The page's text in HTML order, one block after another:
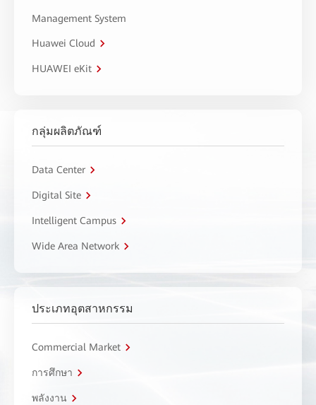
Management System
Huawei Cloud
HUAWEI eKit
กลุ่มผลิตภัณฑ์
Data Center
Digital Site
Intelligent Campus
Wide Area Network
ประเภทอุตสาหกรรม
Commercial Market
การศึกษา
พลังงาน